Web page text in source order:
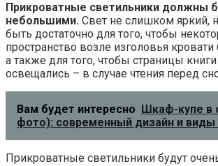
Прикроватные светильники должны
небольшими. Свет не слишком яркий,
быть достаточно для того, чтобы
пространство возле изголовья
а также для того, чтобы страницы
освещались – в случае чтения перед
Вам будет интересно
Шкаф-купе в
фото): современный дизайн и виды
Прикроватные светильники будут